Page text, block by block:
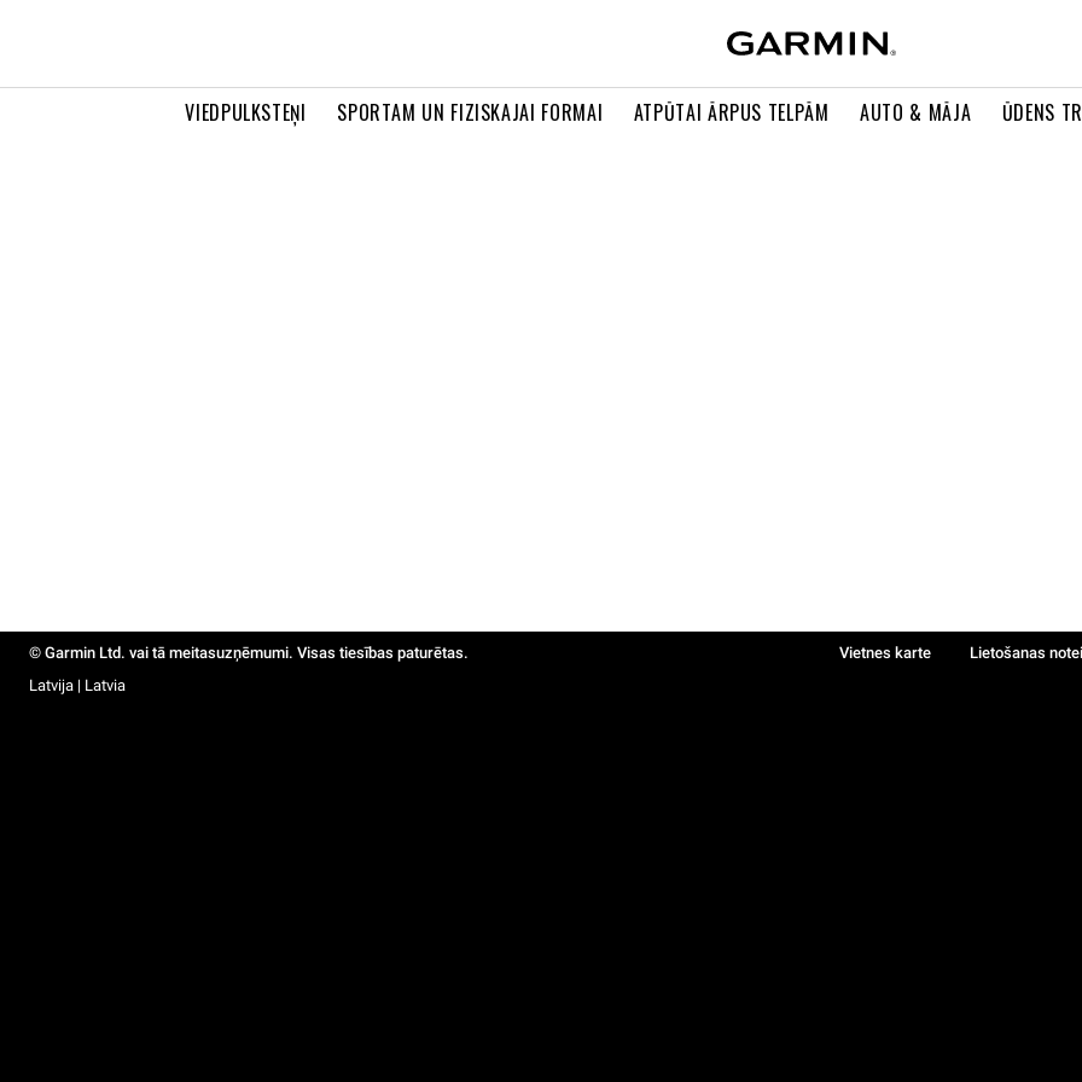
VIEDPULKSTEŅI SPORTAM UN FIZISKAJAI FORMAI ATPŪTAI ĀRPUS TELPĀM AUTO & MĀJA ŪDENS
© Garmin Ltd. vai tā meitasuzņēmumi. Visas tiesības paturētas. Vietnes karte Lietošanas
Latvija | Latvia